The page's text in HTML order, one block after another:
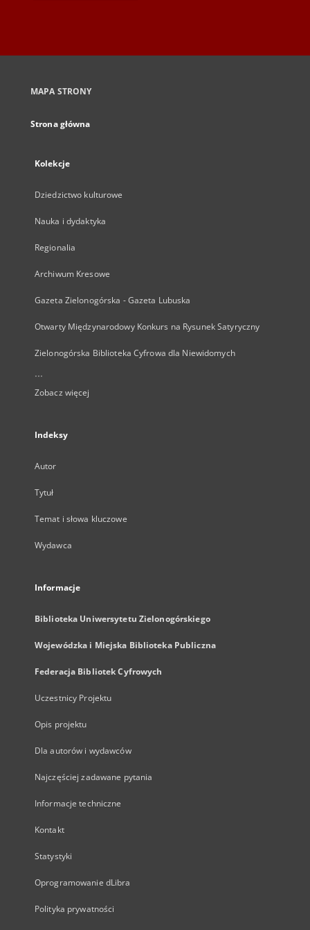
MAPA STRONY
Strona główna
Kolekcje
Dziedzictwo kulturowe
Nauka i dydaktyka
Regionalia
Archiwum Kresowe
Gazeta Zielonogórska - Gazeta Lubuska
Otwarty Międzynarodowy Konkurs na Rysunek Satyryczny
Zielonogórska Biblioteka Cyfrowa dla Niewidomych
...
Zobacz więcej
Indeksy
Autor
Tytuł
Temat i słowa kluczowe
Wydawca
Informacje
Biblioteka Uniwersytetu Zielonogórskiego
Wojewódzka i Miejska Biblioteka Publiczna
Federacja Bibliotek Cyfrowych
Uczestnicy Projektu
Opis projektu
Dla autorów i wydawców
Najczęściej zadawane pytania
Informacje techniczne
Kontakt
Statystyki
Oprogramowanie dLibra
Polityka prywatności